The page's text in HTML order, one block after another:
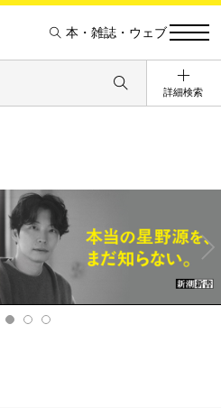
本・雑誌・ウェブ
詳細検索
Ne
xt